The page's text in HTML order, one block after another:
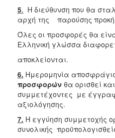
5. Η διεύθυνση που θα
αρχή της παρούσης
Όλες οι προσφορές θα
Ελληνική γλώσσα
αποκλείονται.
6. Ημερομηνία
προσφορών θα ορισθεί
συμμετέχοντες με
αξιολόγησης.
7. Η εγγύηση συμμετοχής
συνολικής